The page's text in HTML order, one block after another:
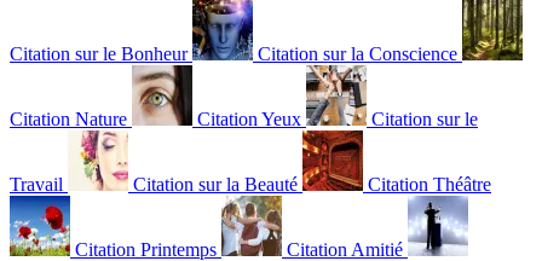
Citation sur le Bonheur Citation sur la Conscience
Citation Nature Citation Yeux Citation sur le
Travail Citation sur la Beauté Citation Théâtre
Citation Printemps Citation Amitié